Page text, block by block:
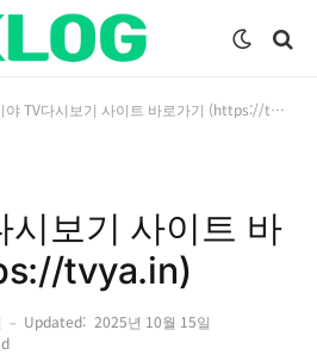
야 TV다시보기 사이트 바로가기 (https://tvya.in)
시보기 사이트 바
tvya.in)
Updated: 2025년 10월 15일